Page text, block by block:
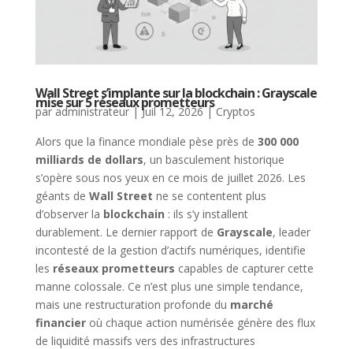
Wall Street s’implante sur la blockchain : Grayscale
mise sur 5 réseaux prometteurs
paradministrateur|Juil 12, 2026|Cryptos
Alors que la finance mondiale pèse près de 300 000
milliards de dollars, un basculement historique
s’opère sous nos yeux en ce mois de juillet 2026. Les
géants de Wall Street ne se contentent plus
d’observer la blockchain : ils s’y installent
durablement. Le dernier rapport de Grayscale, leader
incontesté de la gestion d’actifs numériques, identifie
les réseaux prometteurs capables de capturer cette
manne colossale. Ce n’est plus une simple tendance,
mais une restructuration profonde du marché
financieroù chaque action numérisée génère des flux
de liquidité massifs vers des infrastructures